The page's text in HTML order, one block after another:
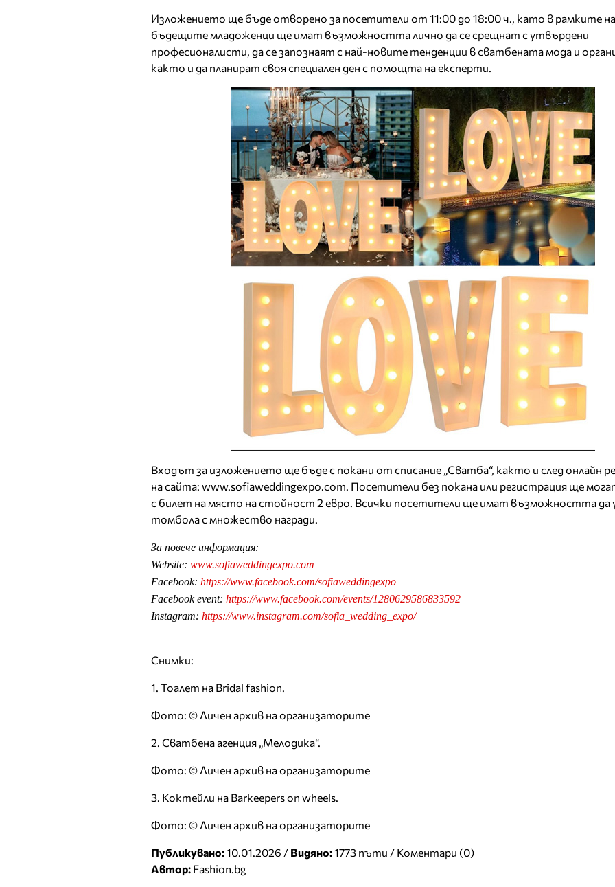
Изложението ще бъде отворено за посетители от 11:00 до 18:00 ч., като в рамките на
бъдещите младоженци ще имат възможността лично да се срещнат с утвърдени
професионалисти, да се запознаят с най-новите тенденции в сватбената мода и
както и да планират своя специален ден с помощта на експерти.
Входът за изложението ще бъде с покани от списание „Сватба“, както и след онлайн
на сайта: www.sofiaweddingexpo.com. Посетители без покана или регистрация ще
с билет на място на стойност 2 евро. Всички посетители ще имат възможността да
томбола с множество награди.
За повече информация:
Website: www.sofiaweddingexpo.com
Facebook: https://www.facebook.com/sofiaweddingexpo
Facebook event: https://www.facebook.com/events/1280629586833592
Instagram: https://www.instagram.com/sofia_wedding_expo/
Снимки:
1. Тоалет на Bridal fashion.
Фото: © Личен архив на организаторите
2. Сватбена агенция „Мелодика“.
Фото: © Личен архив на организаторите
3. Коктейли на Barkeepers on wheels.
Фото: © Личен архив на организаторите
Публикувано:10.01.2026 / Видяно:1773 пъти / Коментари (0)
Автор: Fashion.bg